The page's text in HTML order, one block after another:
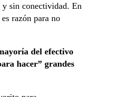
y sin conectividad. En
razón para no
del efectivo
hacer” grandes